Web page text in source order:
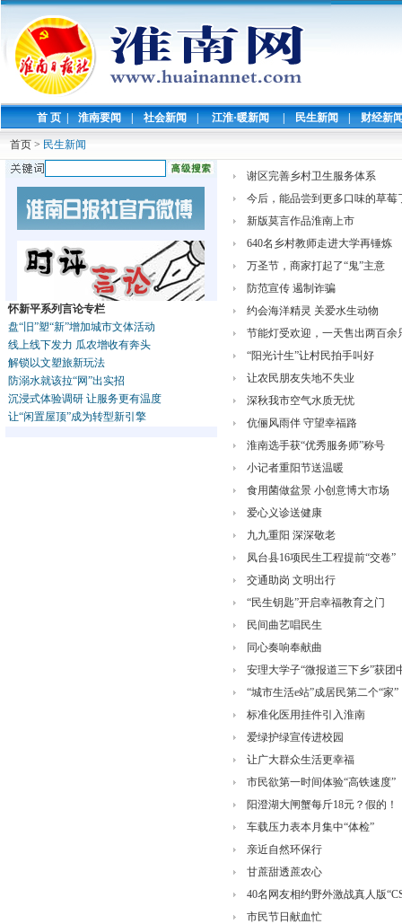
首 页 | 淮南要闻 | 社会新闻 | 江淮·暖新闻 | 民生新闻 | 财经新
首页 > 民生新闻
怀新平系列言论专栏
盘“旧”塑“新”增加城市文体活动
线上线下发力 瓜农增收有奔头
解锁以文塑旅新玩法
防溺水就该拉“网”出实招
沉浸式体验调研 让服务更有温度
让“闲置屋顶”成为转型新引擎
谢区完善乡村卫生服务体系
今后，能品尝到更多口味的草莓
新版莫言作品淮南上市
640名乡村教师走进大学再锤炼
万圣节，商家打起了“鬼”主意
防范宣传 遏制诈骗
约会海洋精灵 关爱水生动物
节能灯受欢迎，一天售出两百余
“阳光计生”让村民拍手叫好
让农民朋友失地不失业
深秋我市空气水质无忧
伉俪风雨伴 守望幸福路
淮南选手获“优秀服务师”称号
小记者重阳节送温暖
食用菌做盆景 小创意博大市场
爱心义诊送健康
九九重阳 深深敬老
凤台县16项民生工程提前“交卷”
交通助岗 文明出行
“民生钥匙”开启幸福教育之门
民间曲艺唱民生
同心奏响奉献曲
安理大学子“微报道三下乡”获团
“城市生活e站”成居民第二个“家”
标准化医用挂件引入淮南
爱绿护绿宣传进校园
让广大群众生活更幸福
市民欲第一时间体验“高铁速度”
阳澄湖大闸蟹每斤18元？假的！
车载压力表本月集中“体检”
亲近自然环保行
甘蔗甜透蔗农心
40名网友相约野外激战真人版
市民节日献血忙